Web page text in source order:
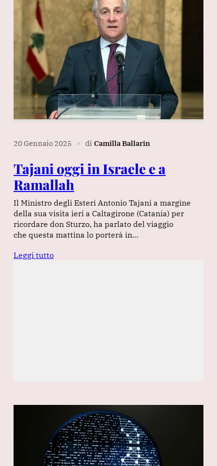
20 Gennaio 2025 ∎ di Camilla Ballarin
Tajani oggi in Israele e a
Ramallah
Il Ministro degli Esteri Antonio Tajani a margine
della sua visita ieri a Caltagirone (Catania) per
ricordare don Sturzo, ha parlato del viaggio
che questa mattina lo porterà in…
Leggi tutto